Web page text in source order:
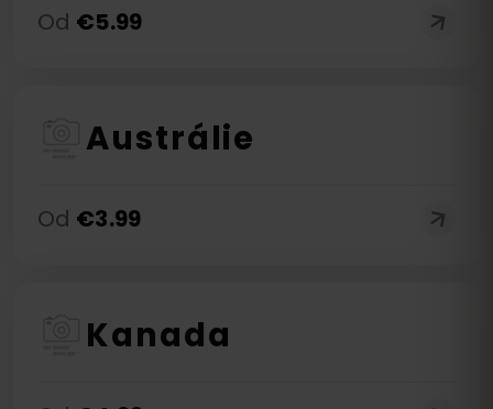
Od €5.99
Austrálie
Od €3.99
Kanada